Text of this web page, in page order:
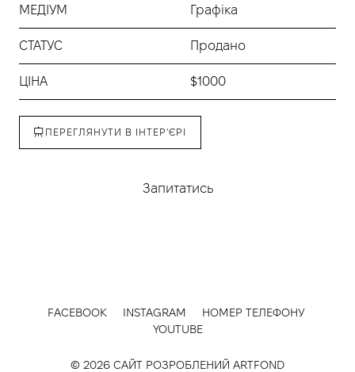
МЕДІУМ Графіка
СТАТУС Продано
ЦІНА $1000
ПЕРЕГЛЯНУТИ В ІНТЕР'ЄРІ
Запитатись
FACEBOOK INSTAGRAM
НОМЕР ТЕЛЕФОНУ
YOUTUBE
© 2026 САЙТ РОЗРОБЛЕНИЙ ARTFOND